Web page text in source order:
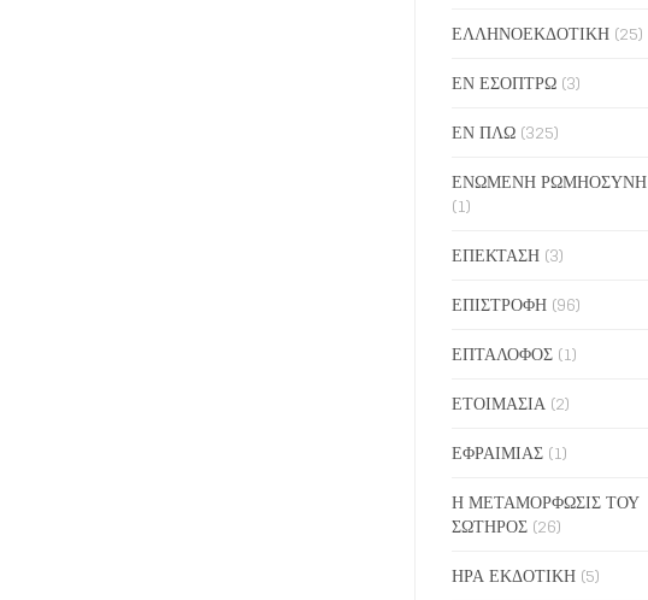
ΕΛΛΗΝΟΕΚΔΟΤΙΚΗ (25)
ΕΝ ΕΣΟΠΤΡΩ (3)
ΕΝ ΠΛΩ (325)
ΕΝΩΜΕΝΗ ΡΩΜΗΟΣΥΝΗ
(1)
ΕΠΕΚΤΑΣΗ (3)
ΕΠΙΣΤΡΟΦΗ (96)
ΕΠΤΑΛΟΦΟΣ (1)
ΕΤΟΙΜΑΣΙΑ (2)
ΕΦΡΑΙΜΙΑΣ (1)
Η ΜΕΤΑΜΟΡΦΩΣΙΣ ΤΟΥ
ΣΩΤΗΡΟΣ (26)
ΗΡΑ ΕΚΔΟΤΙΚΗ (5)